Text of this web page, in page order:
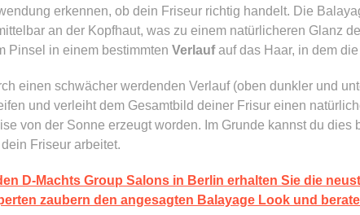
erkennen, ob dein Friseur richtig handelt. Die
an der Kopfhaut, was zu einem natürlicheren Glanz
Pinsel in einem bestimmten Verlaufauf das Haar, in dem
einen schwächer werdenden Verlauf (oben dunkler und
und verleiht dem Gesamtbild deiner Frisur einen
von der Sonne erzeugt worden. Im Grunde kannst du
Friseur arbeitet.
D-Machts Group Salons in Berlin erhalten Sie die
zaubern den angesagten Balayage Look und